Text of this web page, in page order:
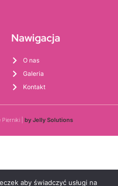
Nawigacja
O nas
Galeria
Kontakt
| by Jelly Solutions
aby świadczyć usługi na